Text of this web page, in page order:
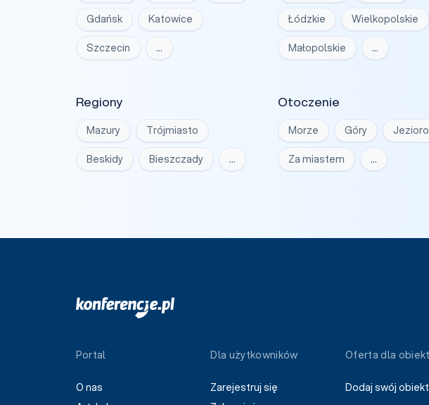
Gdańsk Katowice
Szczecin …
Łódzkie Wielkopolskie
Małopolskie …
Regiony
Mazury Trójmiasto
Beskidy Bieszczady …
Otoczenie
Morze Góry Jezioro
Za miastem …
Portal
O nas
Dla użytkowników
Zarejestruj się
Oferta dla
Dodaj swój obiekt